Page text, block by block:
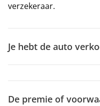
verzekeraar.
Je hebt de auto
De premie of